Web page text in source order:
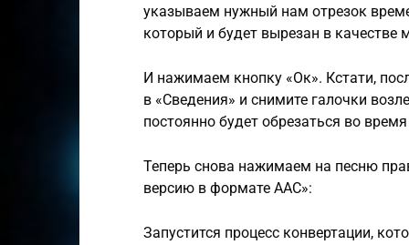
указываем нужный нам отрезок
который и будет вырезан в качестве
И нажимаем кнопку «Ок». Кстати,
в «Сведения» и снимите галочки
постоянно будет обрезаться во
Теперь снова нажимаем на песню
версию в формате AAC»:
Запустится процесс конвертации,